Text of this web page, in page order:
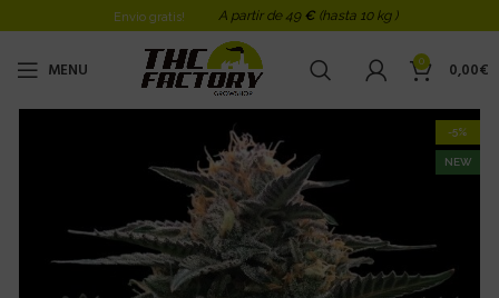
Envio gratis! A partir de 49 € (hasta 10 kg )
MENU 0 0,00€
-5%
NEW